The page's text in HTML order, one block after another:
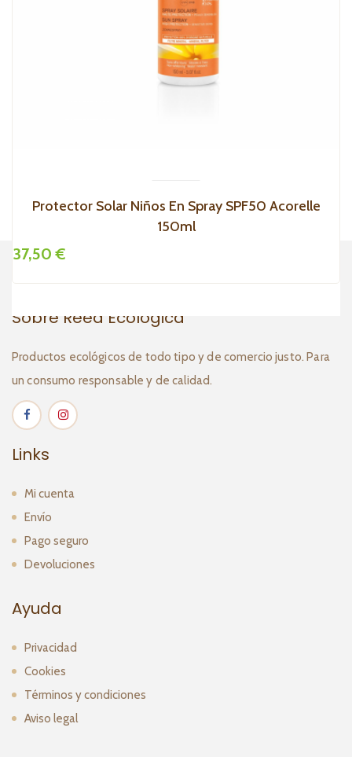
Protector Solar Niños En Spray SPF50 Acorelle
150ml
37,50 €
Sobre Reed Ecológica
Productos ecológicos de todo tipo y de comercio justo. Para
un consumo responsable y de calidad.
Links
Mi cuenta
Envío
Pago seguro
Devoluciones
Ayuda
Privacidad
Cookies
Términos y condiciones
Aviso legal